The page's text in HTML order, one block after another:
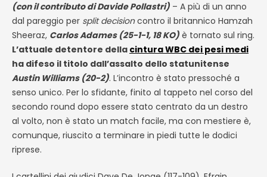
(con il contributo di Davide Pollastri) – A più di un anno
dal pareggio per split decisioncontro il britannico Hamzah
Sheeraz, Carlos Adames (25-1-1, 18 KO) è tornato sul ring.
L’attuale detentore della cintura WBC dei pesi medi
ha difeso il titolo dall’assalto dello statunitense
Austin Williams (20-2). L’incontro è stato pressoché a
senso unico. Per lo sfidante, finito al tappeto nel corso del
secondo round dopo essere stato centrato da un destro
al volto, non è stato un match facile, ma con mestiere è,
comunque, riuscito a terminare in piedi tutte le dodici
riprese.